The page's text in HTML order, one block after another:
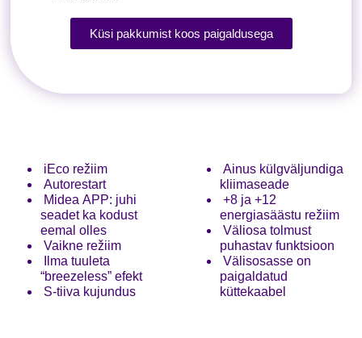
Küsi pakkumist koos paigaldusega
iEco režiim
Autorestart
Midea APP: juhi
seadet ka kodust
eemal olles
Vaikne režiim
Ilma tuuleta
“breezeless” efekt
S-tiiva kujundus
Ainus külgväljundiga
kliimaseade
+8 ja +12
energiasäästu režiim
Väliosa tolmust
puhastav funktsioon
Välisosasse on
paigaldatud
küttekaabel